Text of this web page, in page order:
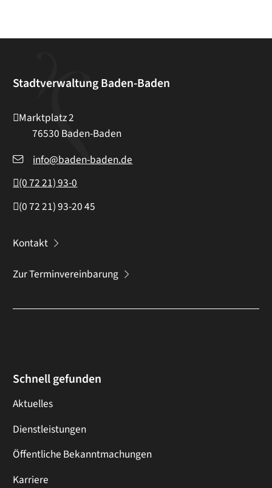
Stadtverwaltung Baden-Baden
Marktplatz 2
76530 Baden-Baden
info@baden-baden.de
(07221) 93-0
(07221) 93-2045
Kontakt
Zur Terminvereinbarung
Schnell gefunden
Aktuelles
Dienstleistungen
Öffentliche Bekanntmachungen
Karriere